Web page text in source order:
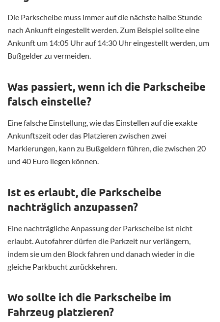
Die Parkscheibe muss immer auf die nächste halbe Stunde
nach Ankunft eingestellt werden. Zum Beispiel sollte eine
Ankunft um 14:05 Uhr auf 14:30 Uhr eingestellt werden, um
Bußgelder zu vermeiden.
Was passiert, wenn ich die Parkscheibe
falsch einstelle?
Eine falsche Einstellung, wie das Einstellen auf die exakte
Ankunftszeit oder das Platzieren zwischen zwei
Markierungen, kann zu Bußgeldern führen, die zwischen 20
und 40 Euro liegen können.
Ist es erlaubt, die Parkscheibe
nachträglich anzupassen?
Eine nachträgliche Anpassung der Parkscheibe ist nicht
erlaubt. Autofahrer dürfen die Parkzeit nur verlängern,
indem sie um den Block fahren und danach wieder in die
gleiche Parkbucht zurückkehren.
Wo sollte ich die Parkscheibe im
Fahrzeug platzieren?